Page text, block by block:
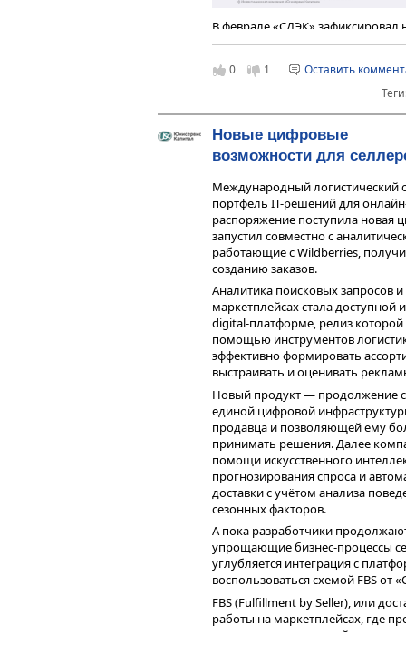
В феврале «СДЭК»
по счёту посылку. Если же
Основным сегментом,
неизменно продолжает
которого по итогам 1 квартала
76%. Сегмент С2С, который
демонстрирует динамичное
клиентской базы, так и в
Этому способствует развитие
пополнился сервисами
«Переезд» (с предоставлением
например, работодателем).
0 1
Оставить
Новые цифровые
возможности для
Международный логистический
портфель IT-решений для
распоряжение поступила новая
запустил совместно с
работающие с Wildberries,
созданию заказов.
Аналитика поисковых запросов
маркетплейсах стала
digital-платформе, релиз
помощью инструментов
эффективно формировать
выстраивать и оценивать
Новый продукт — продолжение
единой цифровой
продавца и позволяющей ему
принимать решения. Далее
помощи искусственного
прогнозирования спроса и
доставки с учётом анализа
сезонных факторов.
А пока разработчики
упрощающие бизнес-процессы
углубляется интеграция с
воспользоваться схемой FBS от
FBS (Fulfillment by Seller), или
работы на маркетплейсах, где
хранением и отправкой
делегировать СДЭК создание